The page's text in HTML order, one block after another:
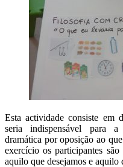
Esta actividade consiste em
seria indispensável para a
dramática por oposição ao
exercício os participantes
aquilo que desejamos e aquilo